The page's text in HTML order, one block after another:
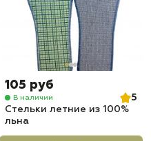
105 руб
В наличии
5
Стельки летние из 100%
льна